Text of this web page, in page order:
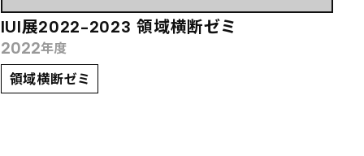
IUI展2022-2023 領域横断ゼミ
2022年度
領域横断ゼミ